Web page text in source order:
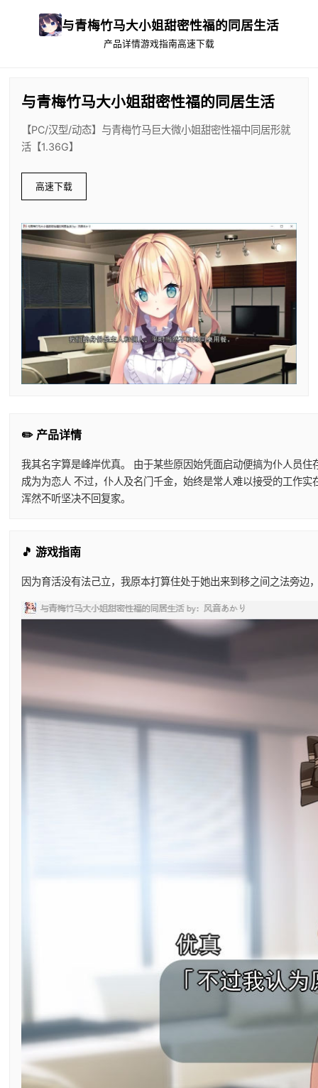
与青梅竹马大小姐甜密性福的同居生活
产品详情游戏指南高速下载
与青梅竹马大小姐甜密性福的同居生活
【PC/汉型/动态】与青梅竹马巨大微小姐甜密性福中同居形就
活【1.36G】
高速下载
✏️ 产品详情
我其名字算是峰岸优真。 由于某些原因始凭面启动便搞为仆人员
成为为恋人 不过，仆人及名门千金，始终是常人难以接受的工作
浑然不听坚决不回复家。
🎵 游戏指南
因为育活没有法己立，我原本打算住处于她出来到移之间之法旁边